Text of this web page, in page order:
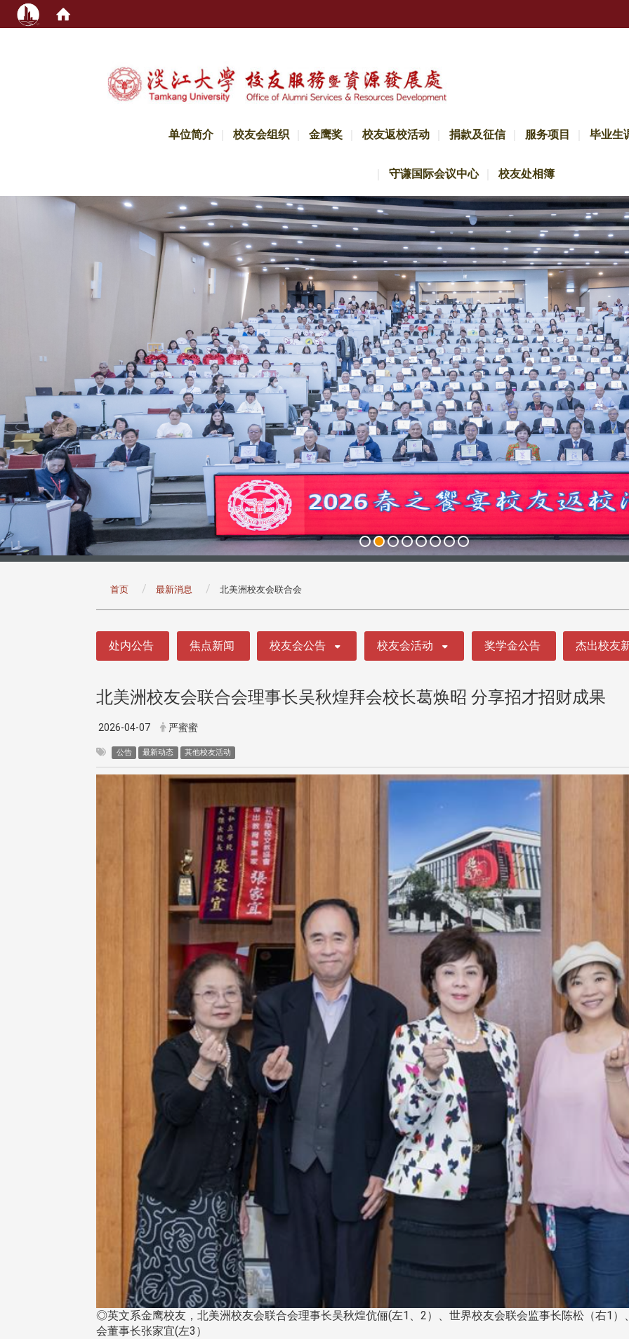
单位简介 校友会组织 金鹰奖 校友返校活动 捐款及征信 服务项目 毕业生
守谦国际会议中心 校友处相簿
首页 最新消息 北美洲校友会联合会
处内公告 焦点新闻 校友会公告 校友会活动 奖学金公告 杰出校友
北美洲校友会联合会理事长吴秋煌拜会校长葛焕昭 分享招才招财成果
2026-04-07 严蜜蜜
公告 最新动态 其他校友活动
◎英文系金鹰校友，北美洲校友会联合会理事长吴秋煌伉俪(左1、2）、世界校友会联会监事长陈松（右1
会董事长张家宜(左3）